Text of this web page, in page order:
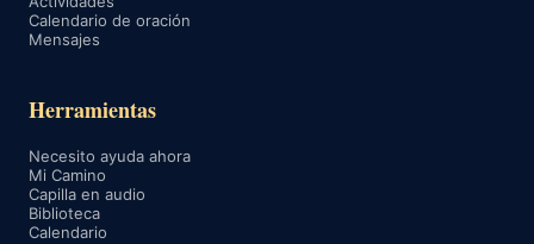
Calendario de oración
Mensajes
Herramientas
Necesito ayuda ahora
Mi Camino
Capilla en audio
Biblioteca
Calendario